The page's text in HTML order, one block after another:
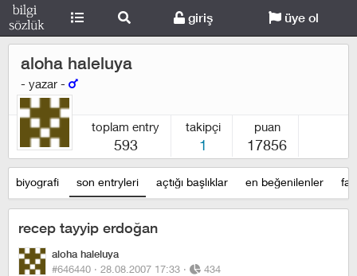
giriş üye ol
aloha haleluya
- yazar -
toplam entry
593
takipçi
1
puan
17856
biyografi son entryleri açtığı başlıklar en beğenilenler
recep tayyip erdoğan
aloha haleluya
#646440 · 28.08.2007 17:33 · 434